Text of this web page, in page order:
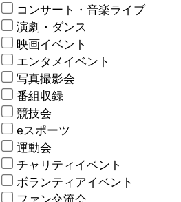
コンサート・音楽ライブ
演劇・ダンス
映画イベント
エンタメイベント
写真撮影会
番組収録
競技会
eスポーツ
運動会
チャリティイベント
ボランティアイベント
ファン交流会